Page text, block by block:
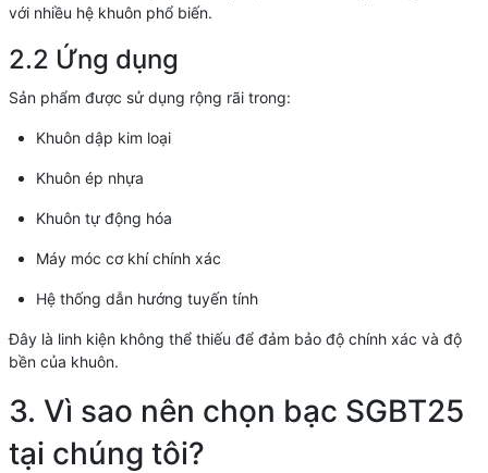
với nhiều hệ khuôn phổ biến.
2.2 Ứng dụng
Sản phẩm được sử dụng rộng rãi trong:
Khuôn dập kim loại
Khuôn ép nhựa
Khuôn tự động hóa
Máy móc cơ khí chính xác
Hệ thống dẫn hướng tuyến tính
Đây là linh kiện không thể thiếu để đảm bảo độ chính xác và độ
bền của khuôn.
3. Vì sao nên chọn bạc SGBT25
tại chúng tôi?